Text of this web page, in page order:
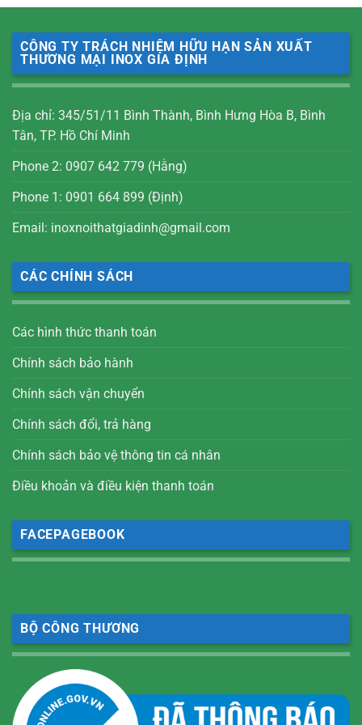
CÔNG TY TRÁCH NHIỆM HỮU HẠN SẢN XUẤT
THƯƠNG MẠI INOX GIA ĐỊNH
Địa chỉ: 345/51/11 Bình Thành, Bình Hưng Hòa B, Bình
Tân, TP. Hồ Chí Minh
Phone 2: 0907 642 779 (Hằng)
Phone 1: 0901 664 899 (Định)
Email: inoxnoithatgiadinh@gmail.com
CÁC CHÍNH SÁCH
Các hình thức thanh toán
Chính sách bảo hành
Chính sách vận chuyển
Chính sách đổi, trả hàng
Chính sách bảo vệ thông tin cá nhân
Điều khoản và điều kiện thanh toán
FACEPAGEBOOK
BỘ CÔNG THƯƠNG